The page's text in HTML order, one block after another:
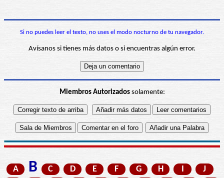
Si no puedes leer el texto, no uses el modo nocturno de tu navegador.
Avísanos si tienes más datos o si encuentras algún error.
Miembros Autorizadossolamente:
A B C D E F G H I
J